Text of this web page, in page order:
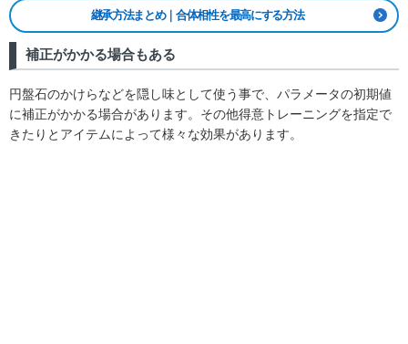
継承方法まとめ｜合体相性を最高にする方法
補正がかかる場合もある
円盤石のかけらなどを隠し味として使う事で、パラメータの初期値
に補正がかかる場合があります。その他得意トレーニングを指定で
きたりとアイテムによって様々な効果があります。